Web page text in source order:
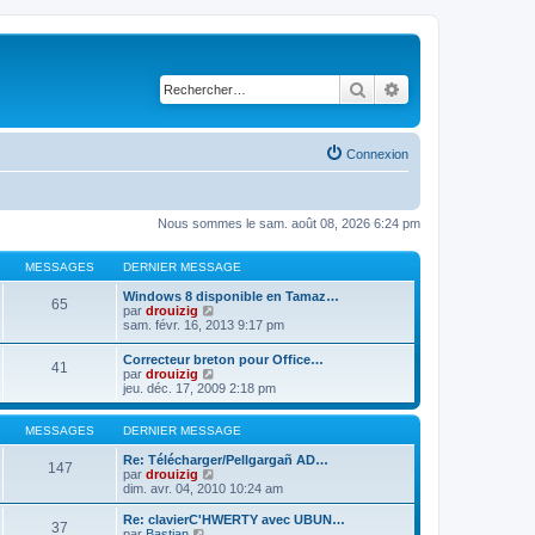
Rechercher
Connexion
Nous sommes le sam. août 08, 2026 6:24 pm
MESSAGES DERNIER MESSAGE
65
Windows 8 disponible en Tamaz…
par drouizig
o
u
l
t
e
r
l
d
e
r
n
i
sam. févr. 16, 2013 9:17 pm
41
Correcteur breton pour Office…
par drouizig
o
n
s
u
l
t
r
l
e
jeu. déc. 17, 2009 2:18 pm
MESSAGES DERNIER MESSAGE
147
Re: Télécharger/Pellgargañ AD…
par drouizig
o
n
s
dim. avr. 04, 2010 10:24 am
37
Re: clavierC'HWERTY avec UBUN…